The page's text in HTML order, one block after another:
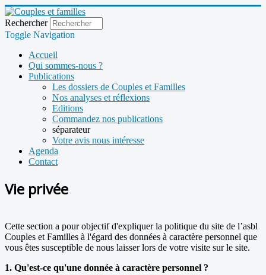
Rechercher
Toggle Navigation
Accueil
Qui sommes-nous ?
Publications
Les dossiers de Couples et Familles
Nos analyses et réflexions
Editions
Commandez nos publications
séparateur
Votre avis nous intéresse
Agenda
Contact
Vie privée
Cette section a pour objectif d'expliquer la politique du site de l’asbl
Couples et Familles à l'égard des données à caractère personnel que
vous êtes susceptible de nous laisser lors de votre visite sur le site.
1. Qu'est-ce qu'une donnée à caractère personnel ?